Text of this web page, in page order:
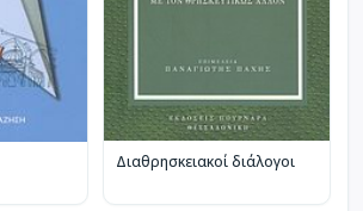
Διαθρησκειακοί διάλογοι